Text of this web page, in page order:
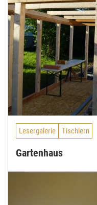
Lesergalerie Tischlern
Gartenhaus